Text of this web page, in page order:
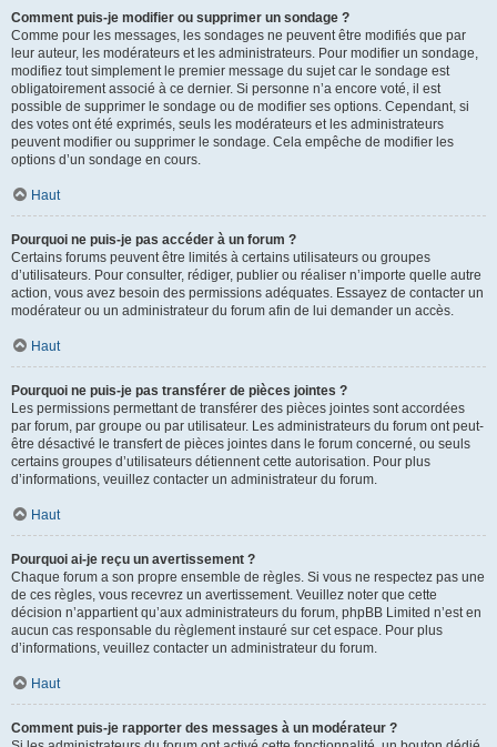
Comment puis-je modifier ou supprimer un sondage ?
Comme pour les messages, les sondages ne peuvent être modifiés que par
leur auteur, les modérateurs et les administrateurs. Pour modifier un sondage,
modifiez tout simplement le premier message du sujet car le sondage est
obligatoirement associé à ce dernier. Si personne n’a encore voté, il est
possible de supprimer le sondage ou de modifier ses options. Cependant, si
des votes ont été exprimés, seuls les modérateurs et les administrateurs
peuvent modifier ou supprimer le sondage. Cela empêche de modifier les
options d’un sondage en cours.
Haut
Pourquoi ne puis-je pas accéder à un forum ?
Certains forums peuvent être limités à certains utilisateurs ou groupes
d’utilisateurs. Pour consulter, rédiger, publier ou réaliser n’importe quelle autre
action, vous avez besoin des permissions adéquates. Essayez de contacter un
modérateur ou un administrateur du forum afin de lui demander un accès.
Haut
Pourquoi ne puis-je pas transférer de pièces jointes ?
Les permissions permettant de transférer des pièces jointes sont accordées
par forum, par groupe ou par utilisateur. Les administrateurs du forum ont peut-
être désactivé le transfert de pièces jointes dans le forum concerné, ou seuls
certains groupes d’utilisateurs détiennent cette autorisation. Pour plus
d’informations, veuillez contacter un administrateur du forum.
Haut
Pourquoi ai-je reçu un avertissement ?
Chaque forum a son propre ensemble de règles. Si vous ne respectez pas une
de ces règles, vous recevrez un avertissement. Veuillez noter que cette
décision n’appartient qu’aux administrateurs du forum, phpBB Limited n’est en
aucun cas responsable du règlement instauré sur cet espace. Pour plus
d’informations, veuillez contacter un administrateur du forum.
Haut
Comment puis-je rapporter des messages à un modérateur ?